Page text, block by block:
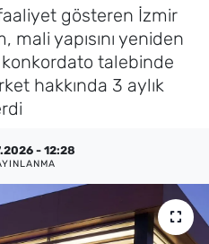
gösteren İzmir
mali yapısını yeniden
talebinde
hakkında 3 aylık
- 12:28